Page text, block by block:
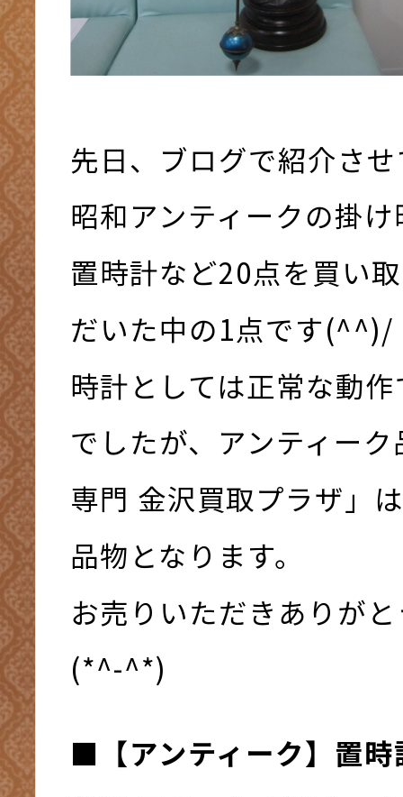
先日、ブログで紹介さ
昭和アンティークの掛
置時計など20点を買い
だいた中の1点です(^^)/
時計としては正常な動
でしたが、アンティー
専門 金沢買取プラザ」
品物となります。
お売りいただきありが
(*^-^*)
■ 【アンティーク】置